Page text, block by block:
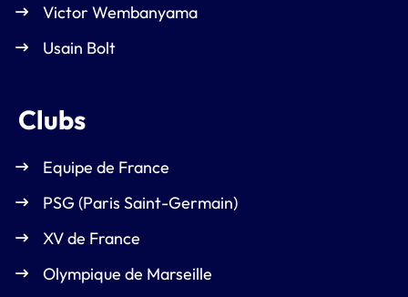
Victor Wembanyama
Usain Bolt
Clubs
Equipe de France
PSG (Paris Saint-Germain)
XV de France
Olympique de Marseille